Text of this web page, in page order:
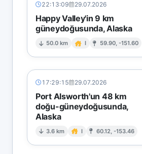
22:13:09 29.07.2026
Happy Valley'in 9 km
güneydoğusunda, Alaska
50.0 km I 59.90, -151.60
17:29:15 29.07.2026
Port Alsworth'un 48 km
doğu-güneydoğusunda,
Alaska
3.6 km I 60.12, -153.46